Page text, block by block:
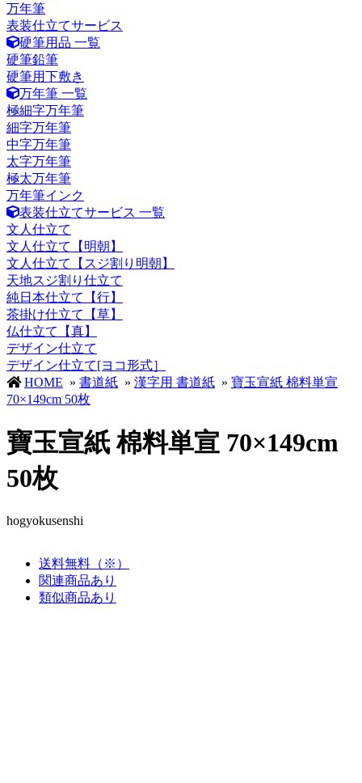
万年筆
表装仕立てサービス
硬筆用品 一覧
硬筆鉛筆
硬筆用下敷き
万年筆 一覧
極細字万年筆
細字万年筆
中字万年筆
太字万年筆
極太万年筆
万年筆インク
表装仕立てサービス 一覧
文人仕立て
文人仕立て【明朝】
文人仕立て【スジ割り明朝】
天地スジ割り仕立て
純日本仕立て【行】
茶掛け仕立て【草】
仏仕立て【真】
デザイン仕立て
デザイン仕立て[ヨコ形式］
HOME » 書道紙 » 漢字用 書道紙 » 寶玉宣紙 棉料単宣
70×149cm 50枚
寶玉宣紙 棉料単宣 70×149cm
50枚
hogyokusenshi
送料無料（※）
関連商品あり
類似商品あり